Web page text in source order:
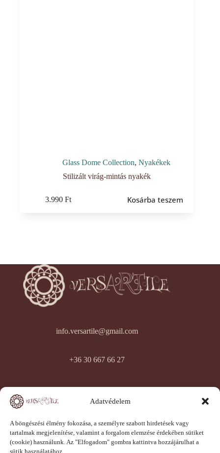
Adatvédelem
A böngészési élmény fokozása, a személyre szabott hirdetések vagy
tartalmak megjelenítése, valamint a forgalom elemzése érdekében sütiket
(cookie) használunk. Az "Elfogadom" gombra kattintva hozzájárulhat a
sütik használatához.
Glass Dome Collection,Nyakékek
Stilizált virág-mintás nyakék
3.990Ft Kosárba teszem
info.versartile@gmail.com
+36 30 667 66 27
Adatkezelési tájékoztató
Elállási jog nyilatkozat
Elállási igény beküldése
Panaszfelvételi jegyzőkönyv
Szavatosság kezelési jegyzőkönyv